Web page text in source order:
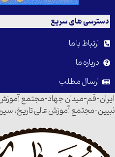
دسترسی های سریع
ارتباط با ما
درباره ما
ارسال مطلب
ایران-قم-میدان جهاد-مجتمع
نبیین-مجتمع آموزش عالی تاریخ،